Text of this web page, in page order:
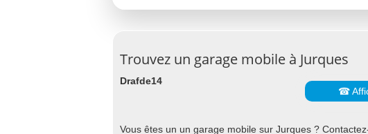
Trouvez un garage mobile à Jurques
Drafde14
☎
Vous êtes un un garage mobile sur Jurques ?